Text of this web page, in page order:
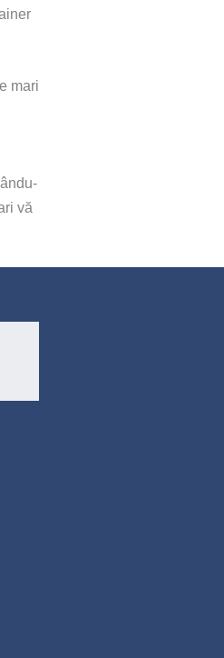
mari
vă